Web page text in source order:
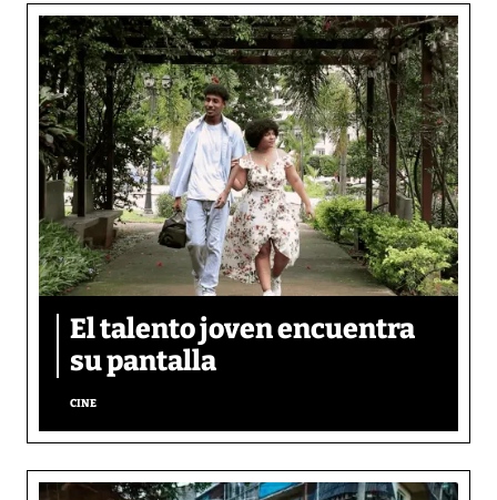
El talento joven encuentra
su pantalla​
CINE